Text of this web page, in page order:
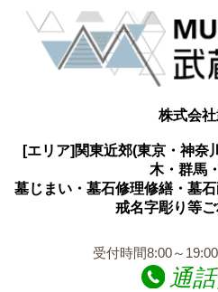
株式会
[エリア]関東近郊(東京・神奈
木・群馬
墓じまい・墓石修理修繕・墓
戒名字彫り等
受付時間8:00～
通